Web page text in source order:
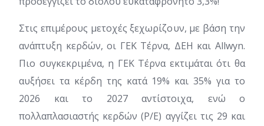
Στις επιμέρους μετοχές ξεχωρίζουν, με βάση την
ανάπτυξη κερδών, οι ΓΕΚ Τέρνα, ΔΕΗ και Allwyn.
Πιο συγκεκριμένα, η ΓΕΚ Τέρνα εκτιμάται ότι θα
αυξήσει τα κέρδη της κατά 19% και 35% για το
2026 και το 2027 αντίστοιχα, ενώ ο
πολλαπλασιαστής κερδών (P/E) αγγίζει τις 29 και